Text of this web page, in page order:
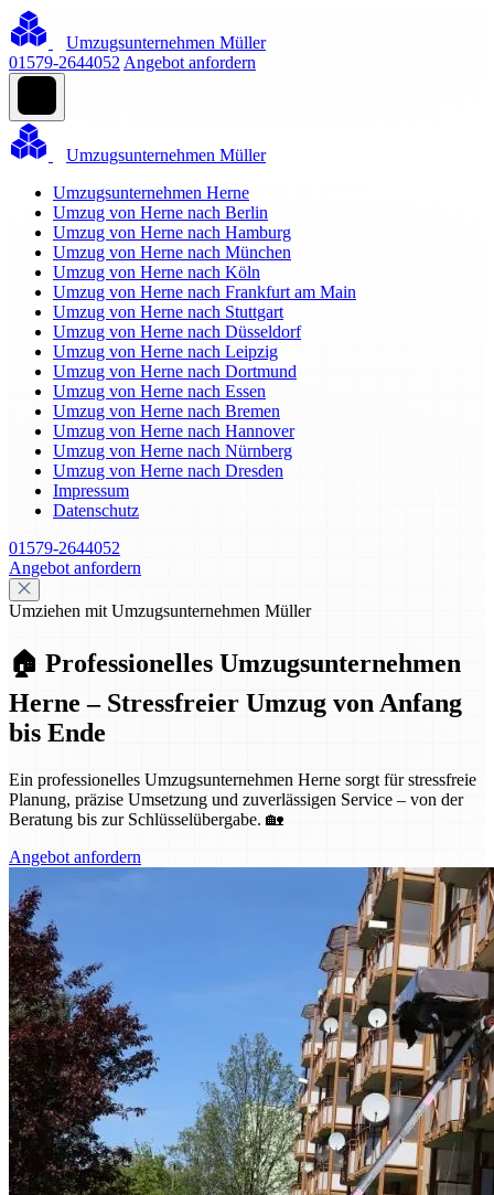
Umzugsunternehmen Müller
01579-2644052 Angebot anfordern
Umzugsunternehmen Müller
Umzugsunternehmen Herne
Umzug von Herne nach Berlin
Umzug von Herne nach Hamburg
Umzug von Herne nach München
Umzug von Herne nach Köln
Umzug von Herne nach Frankfurt am Main
Umzug von Herne nach Stuttgart
Umzug von Herne nach Düsseldorf
Umzug von Herne nach Leipzig
Umzug von Herne nach Dortmund
Umzug von Herne nach Essen
Umzug von Herne nach Bremen
Umzug von Herne nach Hannover
Umzug von Herne nach Nürnberg
Umzug von Herne nach Dresden
Impressum
Datenschutz
01579-2644052
Angebot anfordern
Umziehen mit Umzugsunternehmen Müller
🏠 Professionelles Umzugsunternehmen
Herne – Stressfreier Umzug von Anfang
bis Ende
Ein professionelles Umzugsunternehmen Herne sorgt für stressfreie
Planung, präzise Umsetzung und zuverlässigen Service – von der
Beratung bis zur Schlüsselübergabe. 🏡
Angebot anfordern